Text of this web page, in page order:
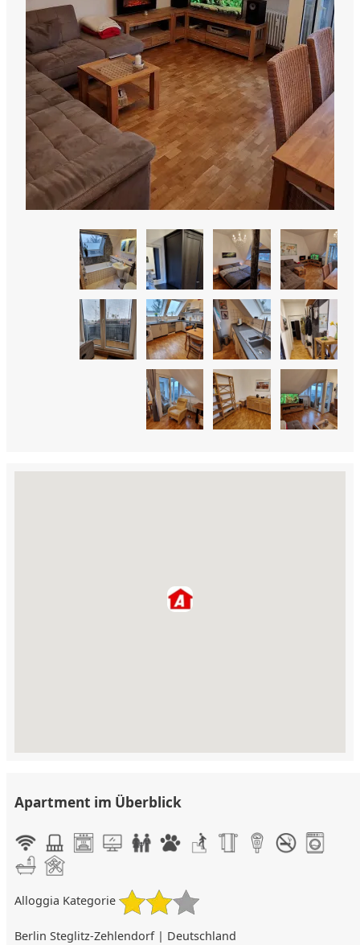
Apartment im Überblick
Alloggia Kategorie
Berlin Steglitz-Zehlendorf | Deutschland